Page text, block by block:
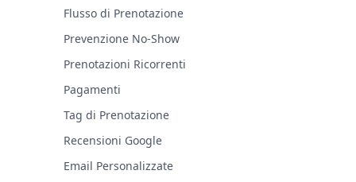
Flusso di Prenotazione
Prevenzione No-Show
Prenotazioni Ricorrenti
Pagamenti
Tag di Prenotazione
Recensioni Google
Email Personalizzate